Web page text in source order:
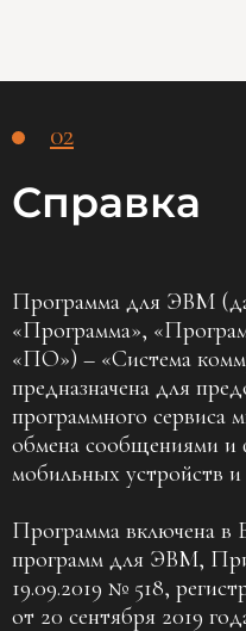
02
Справка
Программа для ЭВМ
«Программа»,
«ПО») – «Система
предназначена для
программного сервиса
обмена сообщениями и
мобильных устройств
Программа включена в
программ для ЭВМ,
19.09.2019 № 518,
от 20 сентября 2019